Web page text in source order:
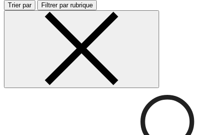
Trier par Filtrer par rubrique